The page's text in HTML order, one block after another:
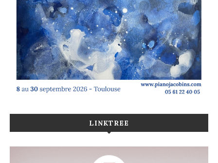
LINKTREE